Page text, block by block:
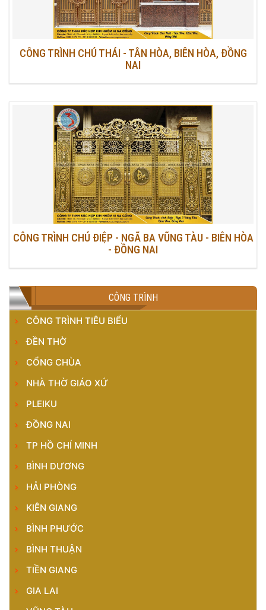
CÔNG TRÌNH CHÚ THÁI - TÂN HÒA, BIÊN HÒA, ĐỒNG
NAI
CÔNG TRÌNH CHÚ ĐIỆP - NGÃ BA VŨNG TÀU - BIÊN HÒA
- ĐỒNG NAI
CÔNG TRÌNH
CÔNG TRÌNH TIÊU BIỂU
ĐỀN THỜ
CỔNG CHÙA
NHÀ THỜ GIÁO XỨ
PLEIKU
ĐỒNG NAI
TP HỒ CHÍ MINH
BÌNH DƯƠNG
HẢI PHÒNG
KIÊN GIANG
BÌNH PHƯỚC
BÌNH THUẬN
TIỀN GIANG
GIA LAI